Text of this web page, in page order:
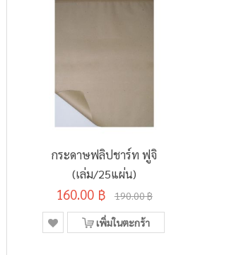
กระดาษฟลิปชาร์ท ฟูจิ
(เล่ม/25แผ่น)
160.00 ฿ 190.00 ฿
เพิ่มในตะกร้า